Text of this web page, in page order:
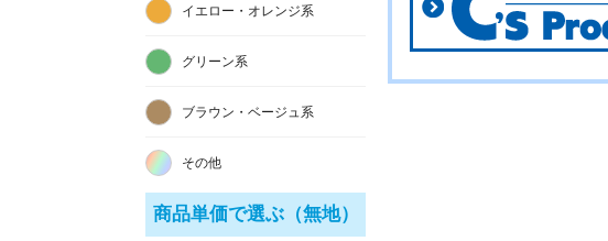
イエロー・オレンジ系
グリーン系
ブラウン・ベージュ系
その他
商品単価で選ぶ（無地）